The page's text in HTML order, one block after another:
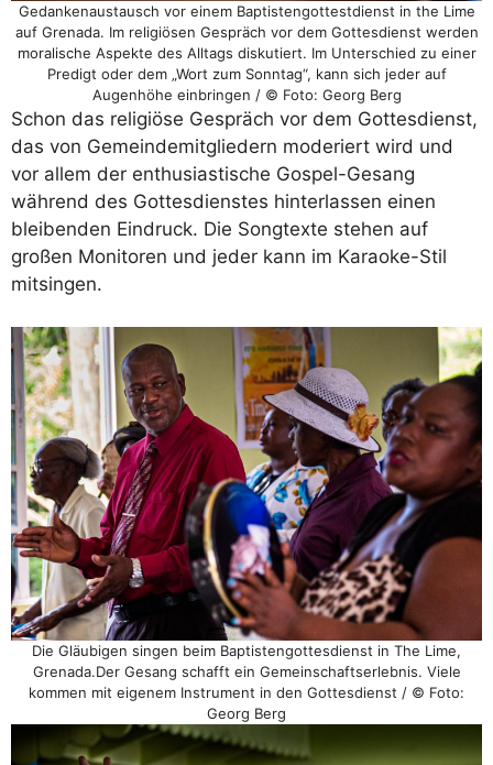
Gedankenaustausch vor einem Baptistengottestdienst in the Lime
auf Grenada. Im religiösen Gespräch vor dem Gottesdienst werden
moralische Aspekte des Alltags diskutiert. Im Unterschied zu einer
Predigt oder dem „Wort zum Sonntag“, kann sich jeder auf
Augenhöhe einbringen / © Foto: Georg Berg
Schon das religiöse Gespräch vor dem Gottesdienst,
das von Gemeindemitgliedern moderiert wird und
vor allem der enthusiastische Gospel-Gesang
während des Gottesdienstes hinterlassen einen
bleibenden Eindruck. Die Songtexte stehen auf
großen Monitoren und jeder kann im Karaoke-Stil
mitsingen.
Die Gläubigen singen beim Baptistengottesdienst in The Lime,
Grenada.Der Gesang schafft ein Gemeinschaftserlebnis. Viele
kommen mit eigenem Instrument in den Gottesdienst / © Foto:
Georg Berg